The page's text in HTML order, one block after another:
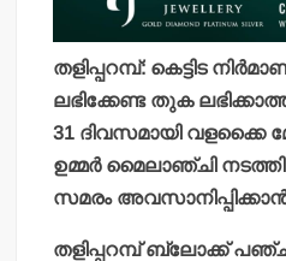
തളിപ്പറമ്പ്: കെട്ടിട
ലഭിക്കേണ്ട തുക
31 ദിവസമായി വളക്കൈ
ഉമ്മര്‍ മൈലാഞ്ചി
സമരം
തളിപ്പറമ്പ് ബ്ലോക്ക്